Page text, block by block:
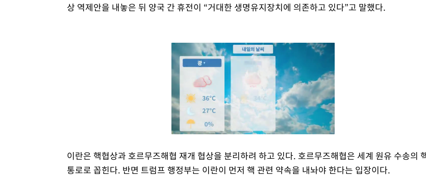
상 역제안을 내놓은 뒤 양국 간 휴전이 “거대한 생명유지장치에 의존하고 있다”고 말했다.
Mute
이란은 핵협상과 호르무즈해협 재개 협상을 분리하려 하고 있다. 호르무즈해협은 세계 원유 수송의
통로로 꼽힌다. 반면 트럼프 행정부는 이란이 먼저 핵 관련 약속을 내놔야 한다는 입장이다.